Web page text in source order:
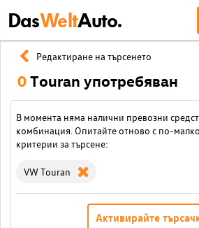
DasWeltAuto.
Редактиране на търсенето
0Touran употребяван
В момента няма налични превозни
комбинация. Опитайте отново с по-
критерии за търсене:
VW Touran
Активирайте